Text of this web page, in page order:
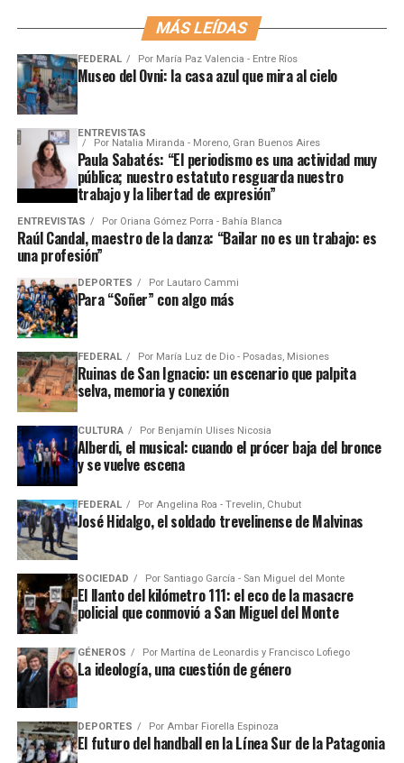
MÁS LEÍDAS
FEDERAL Por María Paz Valencia - Entre Ríos
Museo del Ovni: la casa azul que mira al cielo
ENTREVISTAS
Por Natalia Miranda - Moreno, Gran Buenos Aires
Paula Sabatés: “El periodismo es una actividad muy
pública; nuestro estatuto resguarda nuestro
trabajo y la libertad de expresión”
ENTREVISTAS Por Oriana Gómez Porra - Bahía Blanca
Raúl Candal, maestro de la danza: “Bailar no es un trabajo: es
una profesión”
DEPORTES Por Lautaro Cammi
Para “Soñer” con algo más
FEDERAL Por María Luz de Dio - Posadas, Misiones
Ruinas de San Ignacio: un escenario que palpita
selva, memoria y conexión
CULTURA Por Benjamín Ulises Nicosia
Alberdi, el musical: cuando el prócer baja del bronce
y se vuelve escena
FEDERAL Por Angelina Roa - Trevelin, Chubut
José Hidalgo, el soldado trevelinense de Malvinas
SOCIEDAD Por Santiago García - San Miguel del Monte
El llanto del kilómetro 111: el eco de la masacre
policial que conmovió a San Miguel del Monte
GÉNEROS Por Martína de Leonardis y Francisco Lofiego
La ideología, una cuestión de género
DEPORTES Por Ambar Fiorella Espinoza
El futuro del handball en la Línea Sur de la Patagonia